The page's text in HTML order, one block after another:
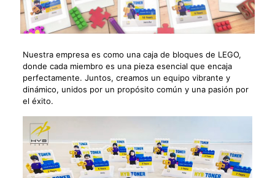
Nuestra empresa es como una caja de bloques de LEGO,
donde cada miembro es una pieza esencial que encaja
perfectamente. Juntos, creamos un equipo vibrante y
dinámico, unidos por un propósito común y una pasión por
el éxito.